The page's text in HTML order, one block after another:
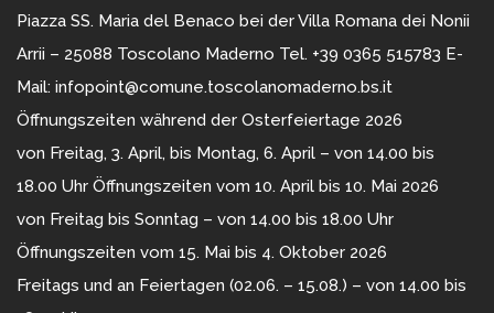
Piazza SS. Maria del Benaco bei der Villa Romana dei Nonii
Arrii – 25088 Toscolano Maderno Tel. +39 0365 515783 E-
Mail: infopoint@comune.toscolanomaderno.bs.it
Öffnungszeiten während der Osterfeiertage 2026
von Freitag, 3. April, bis Montag, 6. April – von 14.00 bis
18.00 Uhr Öffnungszeiten vom 10. April bis 10. Mai 2026
von Freitag bis Sonntag – von 14.00 bis 18.00 Uhr
Öffnungszeiten vom 15. Mai bis 4. Oktober 2026
Freitags und an Feiertagen (02.06. – 15.08.) – von 14.00 bis